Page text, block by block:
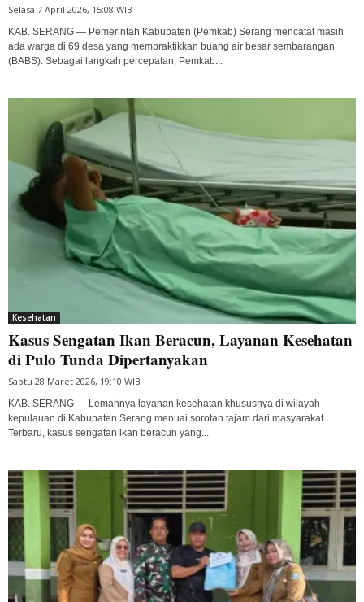
Selasa 7 April 2026, 15:08 WIB
KAB. SERANG — Pemerintah Kabupaten (Pemkab) Serang mencatat masih
ada warga di 69 desa yang mempraktikkan buang air besar sembarangan
(BABS). Sebagai langkah percepatan, Pemkab...
Kesehatan
Kasus Sengatan Ikan Beracun, Layanan Kesehatan
di Pulo Tunda Dipertanyakan
Sabtu 28 Maret 2026, 19:10 WIB
KAB. SERANG — Lemahnya layanan kesehatan khususnya di wilayah
kepulauan di Kabupaten Serang menuai sorotan tajam dari masyarakat.
Terbaru, kasus sengatan ikan beracun yang...